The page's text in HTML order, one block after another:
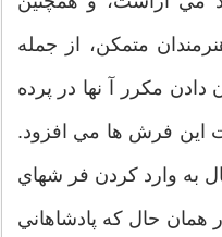
متمكن، از جمله
مكرر آ نها در پرده
اين فرش ها مي افزود.
به وارد كردن فر شهاي
در همان حال كه پادشاهاني